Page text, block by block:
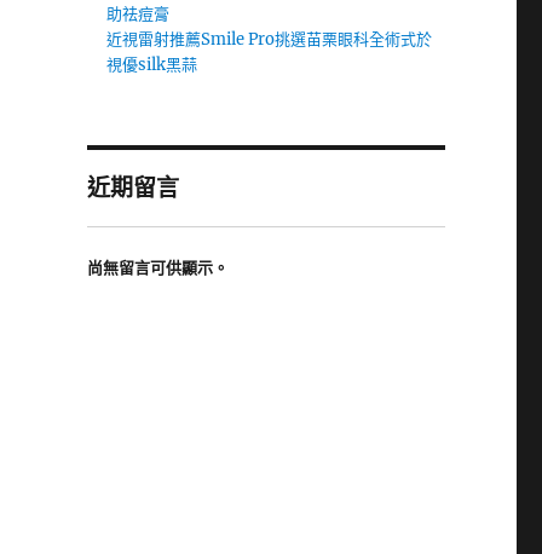
助祛痘膏
近視雷射推薦Smile Pro挑選苗栗眼科全術式於
視優silk黑蒜
近期留言
尚無留言可供顯示。